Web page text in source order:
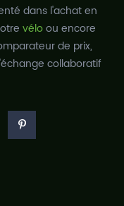
dans l'achat en
véloou encore
de prix,
collaboratif